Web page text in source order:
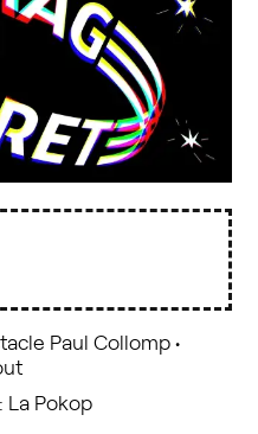
Paul Collomp •
La Pokop